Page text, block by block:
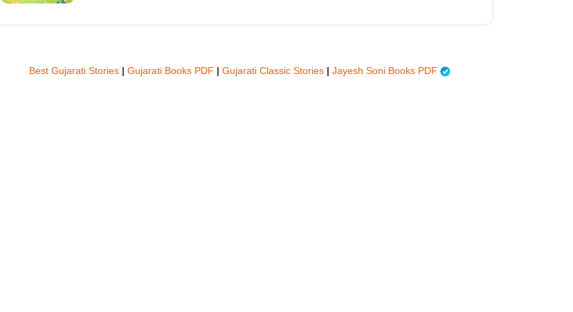
Best Gujarati Stories | Gujarati Books PDF | Gujarati Classic Stories | Jayesh Soni Books PDF